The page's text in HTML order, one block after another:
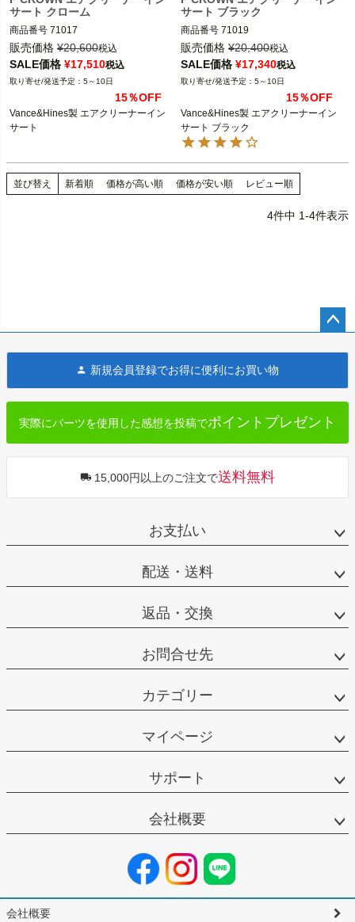
サート クローム
商品番号 71017
バンス＆ハインズ製のVO2エアクリー
ナーの他、スクリーミンイーグルやア
レンネスなど他社製のシングルボルト
マウントのエアクリーナー装着車に取
り付け可能
販売価格 ¥20,600税込
SALE価格 ¥17,510税込
5～10日
15％OFF
Vance&Hines製 エアクリーナーイン
サート
サート ブラック
商品番号 71019
バンス＆ハインズ製のVO2エアクリー
ナーの他、スクリーミンイーグルやア
レンネスなど他社製のシングルボルト
マウントのエアクリーナー装着車に取
り付け可能
販売価格 ¥20,400税込
SALE価格 ¥17,340税込
5～10日
15％OFF
Vance&Hines製 エアクリーナーイン
サート ブラック
並び替え 新着順 価格が高い順 価格が安い順 レビュー順
4件中 1-4件表示
へ
新規会員登録でお得に便利にお買い物
実際にパーツを使用した感想を投稿でポイントプレゼント
15,000円以上のご注文で送料無料
お支払い
配送・送料
返品・交換
お問合せ先
カテゴリー
マイページ
サポート
会社概要
会社概要